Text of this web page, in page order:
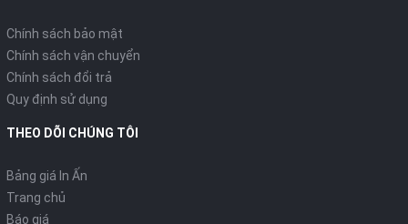
Chính sách bảo mật
Chính sách vận chuyển
Chính sách đổi trả
Quy định sử dụng
THEO DÕI CHÚNG TÔI
Bảng giá In Ấn
Trang chủ
Báo giá